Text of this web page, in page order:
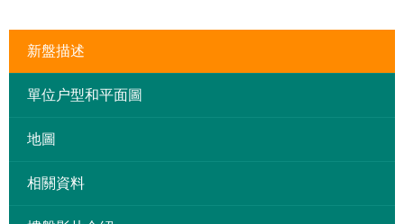
新盤描述
單位户型和平面圖
地圖
相關資料